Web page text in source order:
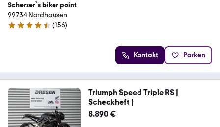
Scherzer`s biker point
99734 Nordhausen
4.7 Sterne
(156)
Kontakt Parken
Triumph Speed Triple RS |
Scheckheft |
8.890 €